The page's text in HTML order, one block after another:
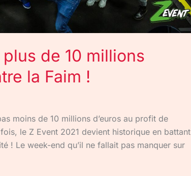
de 10 millions
la Faim !
moins de 10 millions d’euros au profit de
le Z Event 2021 devient historique en battant
! Le week-end qu’il ne fallait pas manquer sur